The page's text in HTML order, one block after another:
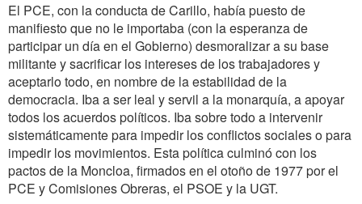
El PCE, con la conducta de Carillo, había puesto de
manifiesto que no le importaba (con la esperanza de
participar un día en el Gobierno) desmoralizar a su base
militante y sacrificar los intereses de los trabajadores y
aceptarlo todo, en nombre de la estabilidad de la
democracia. Iba a ser leal y servil a la monarquía, a apoyar
todos los acuerdos políticos. Iba sobre todo a intervenir
sistemáticamente para impedir los conflictos sociales o para
impedir los movimientos. Esta política culminó con los
pactos de la Moncloa, firmados en el otoño de 1977 por el
PCE y Comisiones Obreras, el PSOE y la UGT.